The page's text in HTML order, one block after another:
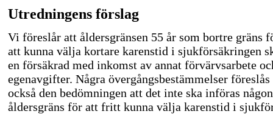
Utredningens förslag
Vi föreslår att åldersgränsen 55 år som bortre gräns
att kunna välja kortare karenstid i sjukförsäkringen
en försäkrad med inkomst av annat förvärvsarbete
egenavgifter. Några övergångsbestämmelser
också den bedömningen att det inte ska införas
åldersgräns för att fritt kunna välja karenstid i